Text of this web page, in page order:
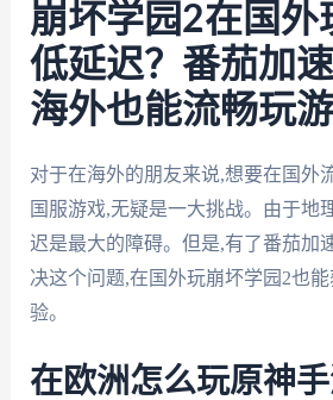
崩坏学园2在国外
低延迟？番茄加
海外也能流畅玩
对于在海外的朋友来说,想要在国外
国服游戏,无疑是一大挑战。由于地
迟是最大的障碍。但是,有了番茄加
决这个问题,在国外玩崩坏学园2也
验。
在欧洲怎么玩原神